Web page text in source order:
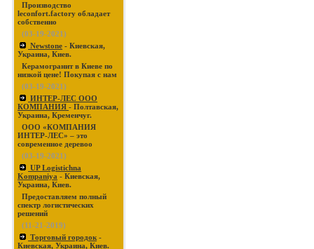
Производство
leconfort.factory обладает
собственно
(03-19-2021)
Newstone - Киевская,
Украина, Киев.
Керамогранит в Киеве по
низкой цене! Покупая с нам
(03-19-2021)
ИНТЕР-ЛЕС ООО
КОМПАНИЯ - Полтавская,
Украина, Кременчуг.
ООО «КОМПАНИЯ
ИНТЕР-ЛЕС» – это
современное деревоо
(03-19-2021)
UP Logistichna
Kompaniya - Киевская,
Украина, Киев.
Предоставляем полный
спектр логистических
решений
(11-21-2019)
Торговый городок -
Киевская, Украина, Киев.